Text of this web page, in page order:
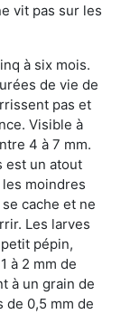
vit pas sur les
à six mois.
de vie de
pas et
Visible à
4 à 7 mm.
est un atout
moindres
cache et ne
Les larves
pépin,
à 2 mm de
à un grain de
de 0,5 mm de